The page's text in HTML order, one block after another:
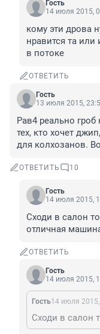
Гость
14 июля 2015,
кому эти дрова
нравится та
в потоке
ОТВЕТИТЬ
Гость
13 июля 2015,
Рав4 реально
тех, кто хочет
для колхозанов.
ОТВЕТИТЬ 10
Гость
14 июля 2015,
Сходи в салон
отличная
ОТВЕТИТЬ
Гость
14 июля 2015,
Гость14 июля